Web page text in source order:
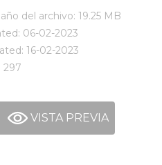
del archivo: 19.25 MB
06-02-2023
16-02-2023
297
VISTA PREVIA